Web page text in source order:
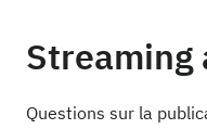
Streaming
Questions sur la